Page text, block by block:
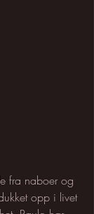
opp i livet